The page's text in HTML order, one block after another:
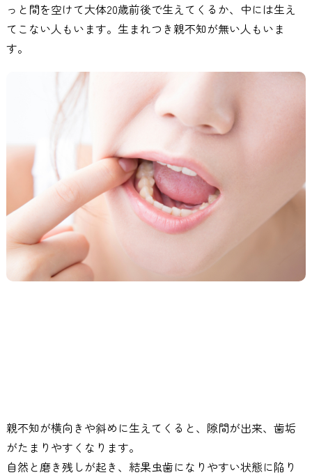
っと間を空けて大体20歳前後で生えてくるか、中には生え
てこない人もいます。生まれつき親不知が無い人もいま
す。
親不知が横向きや斜めに生えてくると、隙間が出来、歯垢
がたまりやすくなります。
自然と磨き残しが起き、結果虫歯になりやすい状態に陥り